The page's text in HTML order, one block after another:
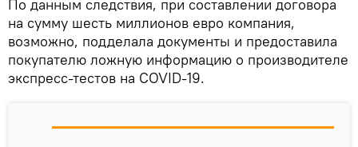
По данным следствия, при составлении договора
на сумму шесть миллионов евро компания,
возможно, подделала документы и предоставила
покупателю ложную информацию о производителе
экспресс-тестов на COVID-19.